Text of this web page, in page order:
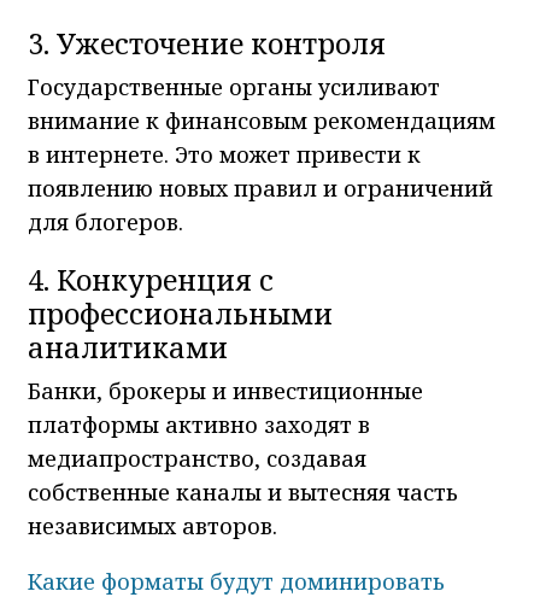
3. Ужесточение контроля
Государственные органы усиливают
внимание к финансовым рекомендациям
в интернете. Это может привести к
появлению новых правил и ограничений
для блогеров.
4. Конкуренция с
профессиональными
аналитиками
Банки, брокеры и инвестиционные
платформы активно заходят в
медиапространство, создавая
собственные каналы и вытесняя часть
независимых авторов.
Какие форматы будут доминировать